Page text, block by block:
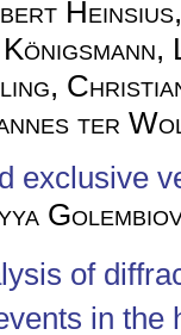
Heinsius
,
,
ter
exclusive
of
in the